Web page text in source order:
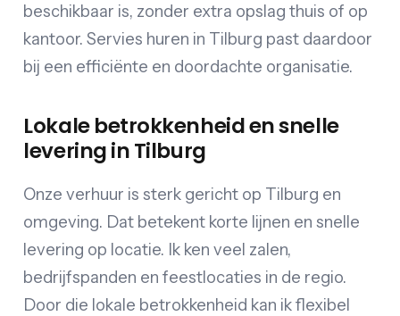
beschikbaar is, zonder extra opslag thuis of op
kantoor. Servies huren in Tilburg past daardoor
bij een efficiënte en doordachte organisatie.
Lokale betrokkenheid en snelle
levering in Tilburg
Onze verhuur is sterk gericht op Tilburg en
omgeving. Dat betekent korte lijnen en snelle
levering op locatie. Ik ken veel zalen,
bedrijfspanden en feestlocaties in de regio.
Door die lokale betrokkenheid kan ik flexibel